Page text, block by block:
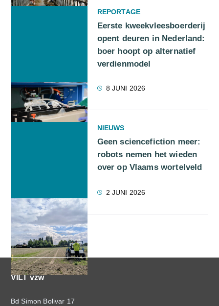
REPORTAGE
Eerste kweekvleesboerderij
opent deuren in Nederland:
boer hoopt op alternatief
verdienmodel
8 JUNI 2026
NIEUWS
Geen sciencefiction meer:
robots nemen het wieden
over op Vlaams wortelveld
2 JUNI 2026
VILT vzw
Bd Simon Bolivar 17